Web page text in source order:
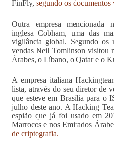
FinFly, segundo os documentos
Outra empresa mencionada
inglesa Cobham, uma das
vigilância global. Segundo os
vendas Neil Tomlinson visitou
Árabes, o Líbano, o Qatar e o
A empresa italiana
lista, através do seu diretor de
que esteve em Brasília para o
julho deste ano. A Hacking
espião que já foi usado em
Marrocos e nos Emirados
de criptografia.